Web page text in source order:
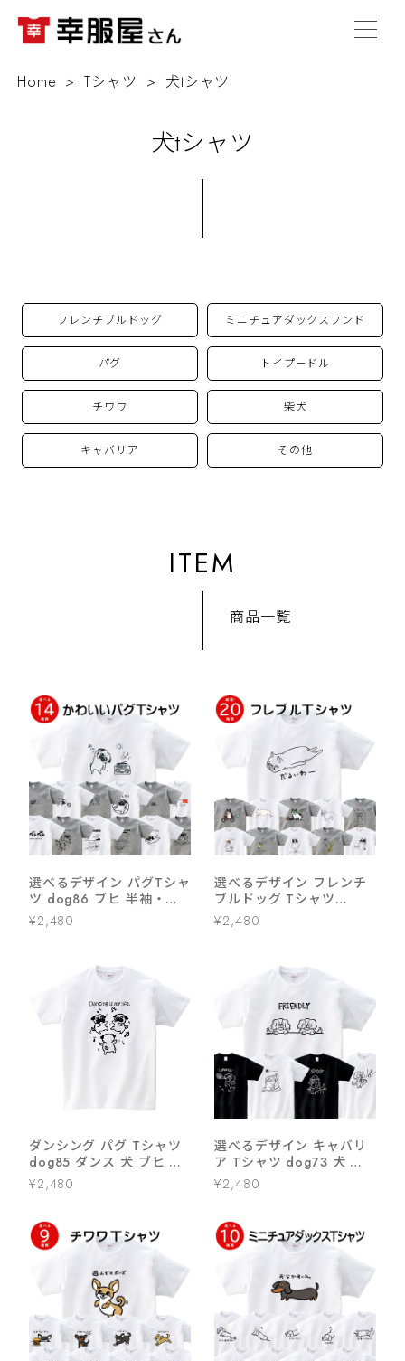
Home Tシャツ 犬tシャツ
犬tシャツ
フレンチブルドッグ ミニチュアダックスフンド
パグ トイプードル
チワワ 柴犬
キャバリア その他
ITEM
商品一覧
選べるデザイン パグTシャ
ツ dog86 ブヒ 半袖・長
袖 ユニーク 手描きイラス
ト 犬好き 犬服 イラスト
¥2,480
選べるデザイン フレンチ
ブルドッグ Tシャツ
dog76 ブヒ フレブル 半
袖・長袖 ユニーク イラス
¥2,480
ダンシング パグ Tシャツ
dog85 ダンス 犬 ブヒ ゆ
るい 手描きイラスト パグ
犬好き 犬服
¥2,480
選べるデザイン キャバリ
ア Tシャツ dog73 犬 美
しい きゃばりあ ゆるい イ
ラスト
¥2,480